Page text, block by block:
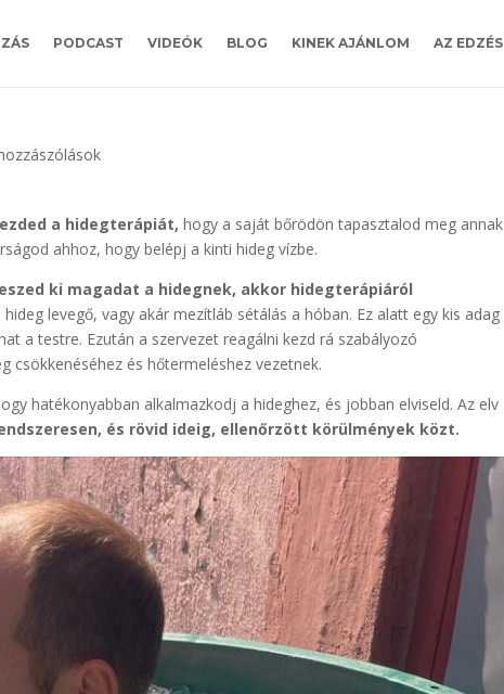
PODCAST VIDEÓK BLOG KINEK AJÁNLOM AZ EDZÉS
a hidegterápiát,hogy a saját bőrödön tapasztalod meg annak
ahhoz, hogy belépj a kinti hideg vízbe.
ki magadat a hidegnek, akkor hidegterápiáról
levegő, vagy akár mezítláb sétálás a hóban. Ez alatt egy kis adag
a testre. Ezután a szervezet reagálni kezd rá szabályozó
csökkenéséhez és hőtermeléshez vezetnek.
hatékonyabban alkalmazkodj a hideghez, és jobban elviseld. Az elv
és rövid ideig, ellenőrzött körülmények közt.